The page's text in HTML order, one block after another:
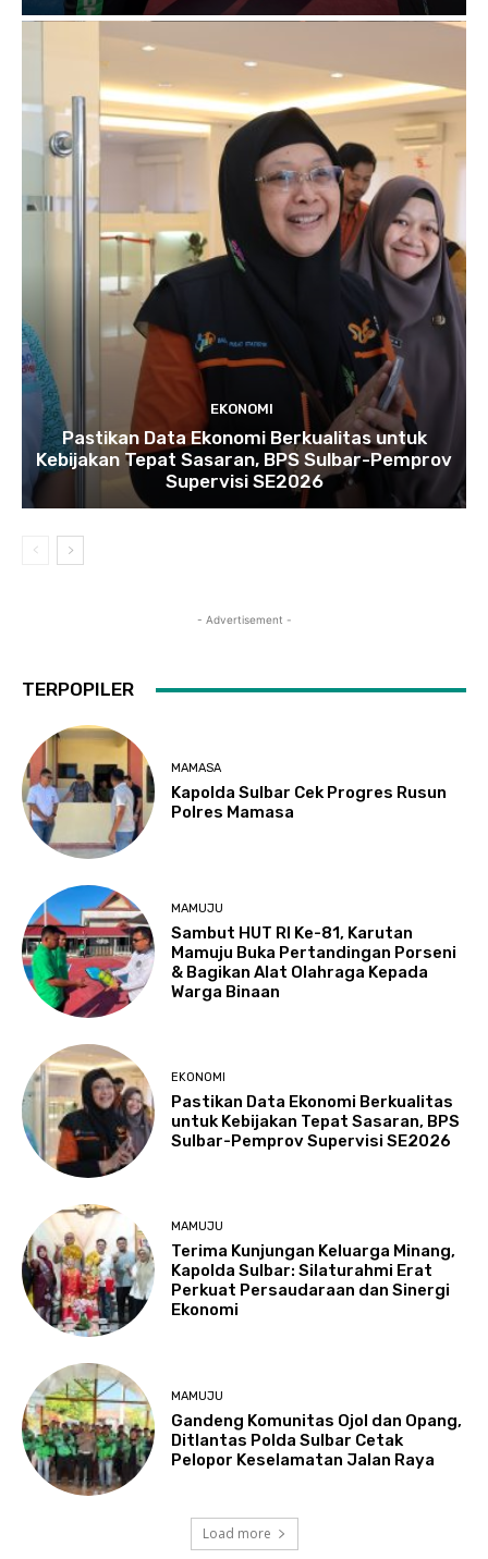
EKONOMI
Pastikan Data Ekonomi Berkualitas untuk
Kebijakan Tepat Sasaran, BPS Sulbar-Pemprov
Supervisi SE2026
- Advertisement -
TERPOPILER
MAMASA
Kapolda Sulbar Cek Progres Rusun
Polres Mamasa
MAMUJU
Sambut HUT RI Ke-81, Karutan
Mamuju Buka Pertandingan Porseni
& Bagikan Alat Olahraga Kepada
Warga Binaan
EKONOMI
Pastikan Data Ekonomi Berkualitas
untuk Kebijakan Tepat Sasaran, BPS
Sulbar-Pemprov Supervisi SE2026
MAMUJU
Terima Kunjungan Keluarga Minang,
Kapolda Sulbar: Silaturahmi Erat
Perkuat Persaudaraan dan Sinergi
Ekonomi
MAMUJU
Gandeng Komunitas Ojol dan Opang,
Ditlantas Polda Sulbar Cetak
Pelopor Keselamatan Jalan Raya
Load more